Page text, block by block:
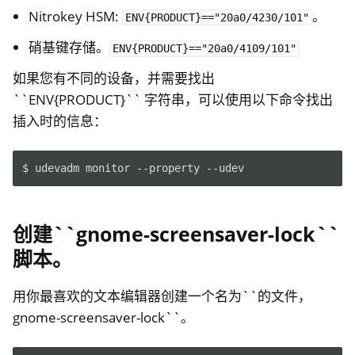
Nitrokey HSM: ENV{PRODUCT}=="20a0/4230/101" 。
硝基键存储。
ENV{PRODUCT}=="20a0/4109/101"
如果您有不同的设备，并需要找出
``ENV{PRODUCT}`` 字符串，可以使用以下命令找出
插入时的信息：
$ udevadm monitor --property
创建``gnome-screensaver-lock``
脚本。
用你最喜欢的文本编辑器创建一个名为``的文件，
gnome-screensaver-lock``。